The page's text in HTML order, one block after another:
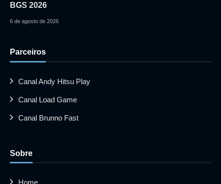
BGS 2026
6 de agosto de 2026
Parceiros
Canal Andy Hitsu Play
Canal Load Game
Canal Brunno Fast
Sobre